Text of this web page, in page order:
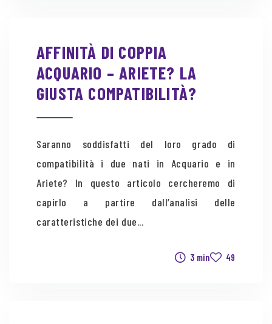
AFFINITÀ DI COPPIA
ACQUARIO – ARIETE? LA
GIUSTA COMPATIBILITÀ?
Saranno soddisfatti del loro grado di
compatibilità i due nati in Acquario e in
Ariete? In questo articolo cercheremo di
capirlo a partire dall’analisi delle
caratteristiche dei due...
49
3 min